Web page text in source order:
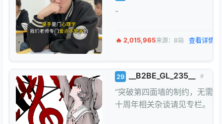
-
🔥 2,015,965来源：B站 查看详情 →
29 __B2BE_GL_235__ #
“突破第四面墙的制约，无需
十周年相关杂谈请见专栏。